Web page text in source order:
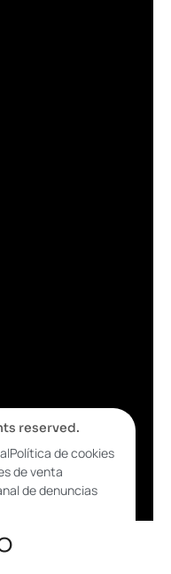
reserved.
Política de cookies
de venta
de denuncias